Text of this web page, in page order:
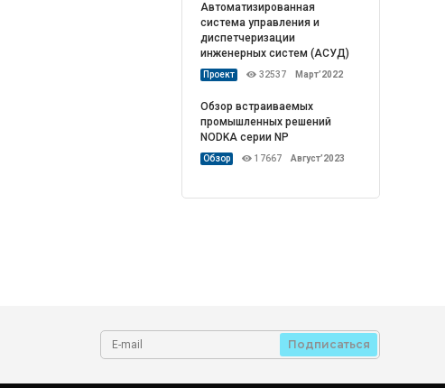
Автоматизированная
система управления и
диспетчеризации
инженерных систем (АСУД)
Проект 32537 Март’2022
Обзор встраиваемых
промышленных решений
NODKA серии NP
Обзор 17667 Август’2023
Подписаться